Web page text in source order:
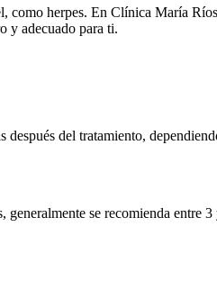
herpes. En Clínica María
y adecuado para ti.
del tratamiento,
se recomienda entre